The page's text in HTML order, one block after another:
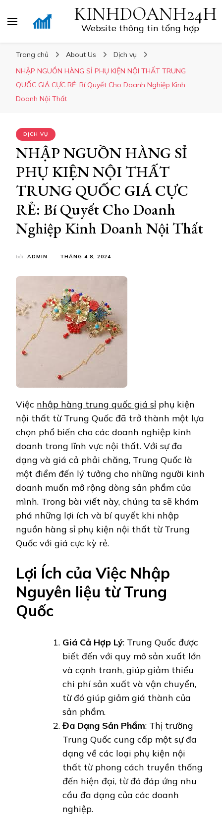
KINHDOANH24H
Website thông tin tổng hợp
Trang chủ About Us
Dịch vụ
NHẬP NGUỒN HÀNG SỈ PHỤ KIỆN NỘI THẤT TRUNG
QUỐC GIÁ CỰC RẺ: Bí Quyết Cho Doanh Nghiệp Kinh
Doanh Nội Thất
DỊCH VỤ
NHẬP NGUỒN HÀNG SỈ
PHỤ KIỆN NỘI THẤT
TRUNG QUỐC GIÁ CỰC
RẺ: Bí Quyết Cho Doanh
Nghiệp Kinh Doanh Nội Thất
bởi ADMIN THÁNG 4 8, 2024
Việc nhập hàng trung quốc giá sỉ phụ kiện
nội thất từ Trung Quốc đã trở thành một lựa
chọn phổ biến cho các doanh nghiệp kinh
doanh trong lĩnh vực nội thất. Với sự đa
dạng và giá cả phải chăng, Trung Quốc là
một điểm đến lý tưởng cho những người kinh
doanh muốn mở rộng dòng sản phẩm của
mình. Trong bài viết này, chúng ta sẽ khám
phá những lợi ích và bí quyết khi nhập
nguồn hàng sỉ phụ kiện nội thất từ Trung
Quốc với giá cực kỳ rẻ.
Lợi Ích của Việc Nhập
Nguyên liệu từ Trung
Quốc
Giá Cả Hợp Lý: Trung Quốc được
biết đến với quy mô sản xuất lớn
và cạnh tranh, giúp giảm thiểu
chi phí sản xuất và vận chuyển,
từ đó giúp giảm giá thành của
sản phẩm.
Đa Dạng Sản Phẩm: Thị trường
Trung Quốc cung cấp một sự đa
dạng về các loại phụ kiện nội
thất từ phong cách truyền thống
đến hiện đại, từ đó đáp ứng nhu
cầu đa dạng của các doanh
nghiệp.